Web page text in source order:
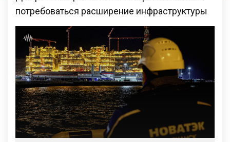
потребоваться расширение инфраструктуры